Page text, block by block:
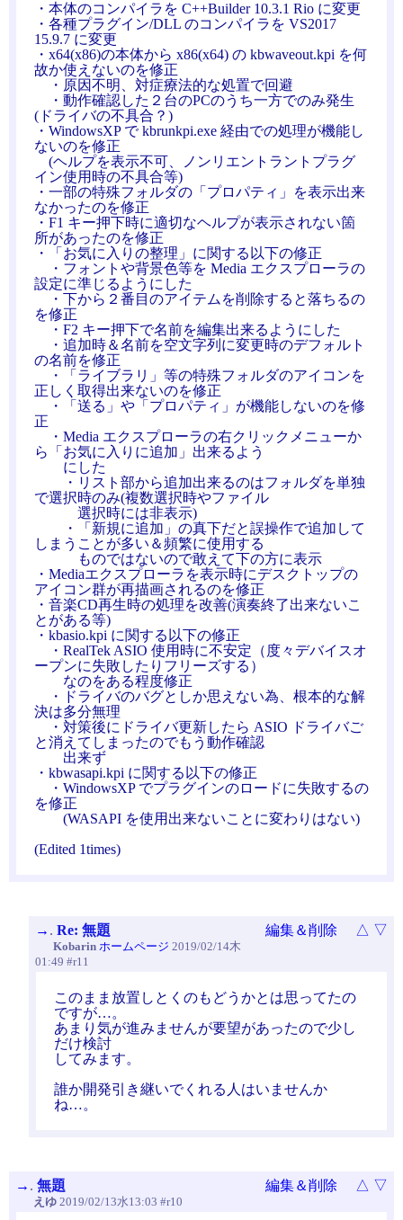
・本体のコンパイラを C++Builder 10.3.1 Rio に変更
・各種プラグイン/DLL のコンパイラを VS2017
15.9.7 に変更
・x64(x86)の本体から x86(x64) の kbwaveout.kpi を何
故か使えないのを修正
・原因不明、対症療法的な処置で回避
・動作確認した２台のPCのうち一方でのみ発生
(ドライバの不具合？)
・WindowsXP で kbrunkpi.exe 経由での処理が機能し
ないのを修正
(ヘルプを表示不可、ノンリエントラントプラグ
イン使用時の不具合等)
・一部の特殊フォルダの「プロパティ」を表示出来
なかったのを修正
・F1 キー押下時に適切なヘルプが表示されない箇
所があったのを修正
・「お気に入りの整理」に関する以下の修正
・フォントや背景色等を Media エクスプローラの
設定に準じるようにした
・下から２番目のアイテムを削除すると落ちるの
を修正
・F2 キー押下で名前を編集出来るようにした
・追加時＆名前を空文字列に変更時のデフォルト
の名前を修正
・「ライブラリ」等の特殊フォルダのアイコンを
正しく取得出来ないのを修正
・「送る」や「プロパティ」が機能しないのを修
正
・Media エクスプローラの右クリックメニューか
ら「お気に入りに追加」出来るよう
にした
・リスト部から追加出来るのはフォルダを単独
で選択時のみ(複数選択時やファイル
選択時には非表示)
・「新規に追加」の真下だと誤操作で追加して
しまうことが多い＆頻繁に使用する
ものではないので敢えて下の方に表示
・Mediaエクスプローラを表示時にデスクトップの
アイコン群が再描画されるのを修正
・音楽CD再生時の処理を改善(演奏終了出来ないこ
とがある等)
・kbasio.kpi に関する以下の修正
・RealTek ASIO 使用時に不安定（度々デバイスオ
ープンに失敗したりフリーズする）
なのをある程度修正
・ドライバのバグとしか思えない為、根本的な解
決は多分無理
・対策後にドライバ更新したら ASIO ドライバご
と消えてしまったのでもう動作確認
出来ず
・kbwasapi.kpi に関する以下の修正
・WindowsXP でプラグインのロードに失敗するの
を修正
(WASAPI を使用出来ないことに変わりはない)
(Edited 1times)
→ . Re: 無題
Kobarin ホームページ 2019/02/14木
01:49 #r11
編集＆削除 △ ▽
このまま放置しとくのもどうかとは思ってたの
ですが…。
あまり気が進みませんが要望があったので少し
だけ検討
してみます。
誰か開発引き継いでくれる人はいませんか
ね…。
→ . 無題
えゆ 2019/02/13水13:03 #r10
編集＆削除 △ ▽